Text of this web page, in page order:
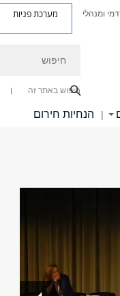
ומנהלי מערכת פניות
חיפוש באתר זה
| הנחיות חירום